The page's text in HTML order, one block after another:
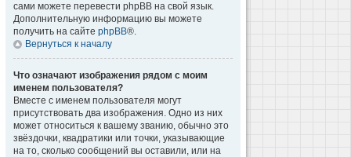
сами можете перевести phpBB на свой язык.
Дополнительную информацию вы можете
получить на сайте phpBB®.
Вернуться к началу
Что означают изображения рядом с моим
именем пользователя?
Вместе с именем пользователя могут
присутствовать два изображения. Одно из них
может относиться к вашему званию, обычно это
звёздочки, квадратики или точки, указывающие
на то, сколько сообщений вы оставили, или на